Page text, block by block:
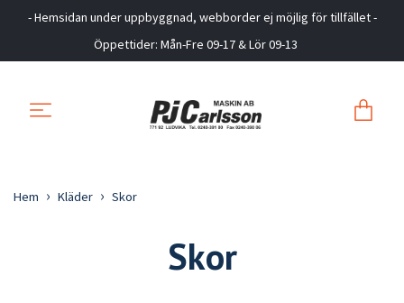
- Hemsidan under uppbyggnad, webborder ej möjlig för tillfället -
Öppettider: Mån-Fre 09-17 & Lör 09-13
Hem Kläder Skor
Skor